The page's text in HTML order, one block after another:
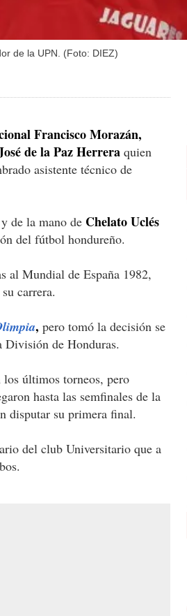
de la UPN. (Foto: DIEZ)
Francisco Morazán,
de la Paz Herrera quien
asistente técnico de
de la mano de Chelato Uclés
del fútbol hondureño.
al Mundial de España 1982,
carrera.
, pero tomó la decisión se
División de Honduras.
últimos torneos, pero
hasta las semfinales de la
disputar su primera final.
del club Universitario que a